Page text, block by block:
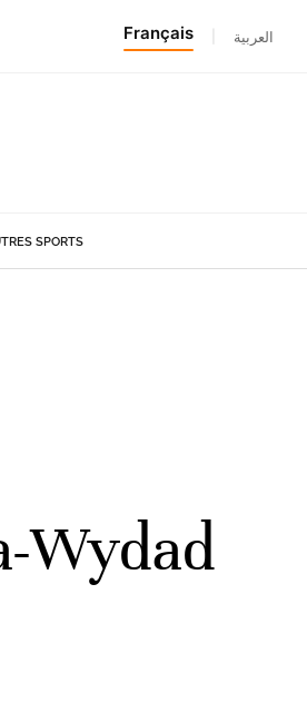
Français العربية
SPORTS
Wydad